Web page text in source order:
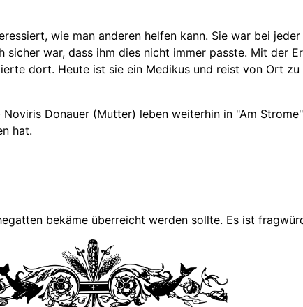
wie man anderen helfen kann. Sie war bei
war, dass ihm dies nicht immer passte. Mit der
dort. Heute ist sie ein Medikus und reist von Ort zu
Donauer (Mutter) leben weiterhin in "Am
hat.
bekäme überreicht werden sollte. Es ist